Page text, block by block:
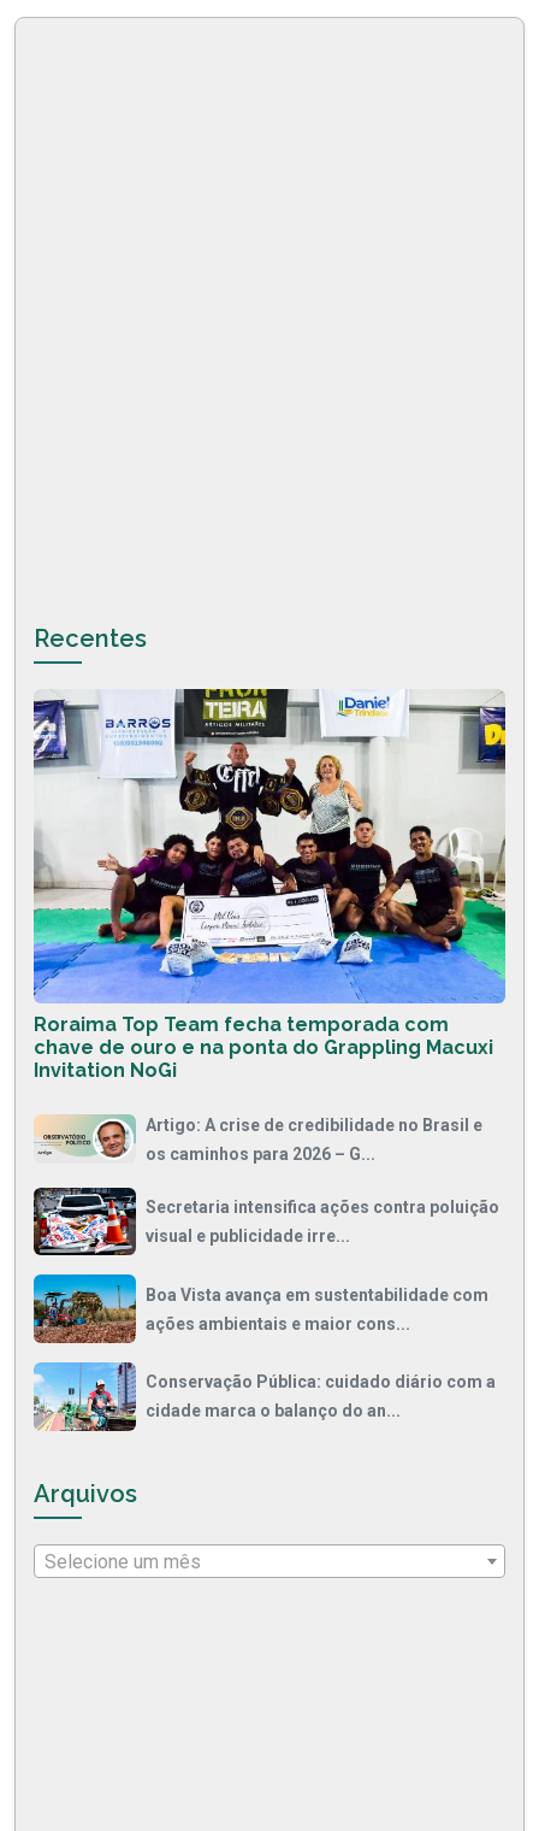
Recentes
Roraima Top Team fecha temporada com
chave de ouro e na ponta do Grappling Macuxi
Invitation NoGi
Artigo: A crise de credibilidade no Brasil e
os caminhos para 2026 – G...
Secretaria intensifica ações contra poluição
visual e publicidade irre...
Boa Vista avança em sustentabilidade com
ações ambientais e maior cons...
Conservação Pública: cuidado diário com a
cidade marca o balanço do an...
Arquivos
Selecione um mês